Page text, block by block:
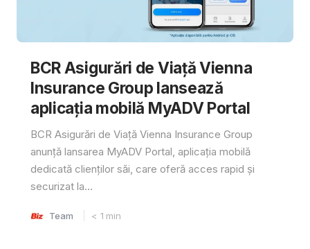
BCR Asigurări de Viață Vienna
Insurance Group lansează
aplicația mobilă MyADV Portal
BCR Asigurări de Viață Vienna Insurance Group
anunță lansarea MyADV Portal, aplicația mobilă
dedicată clienților săi, care oferă acces rapid și
securizat la...
Team < 1 min